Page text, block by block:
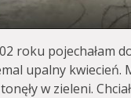
roku pojechałam
upalny kwiecień.
w zieleni.